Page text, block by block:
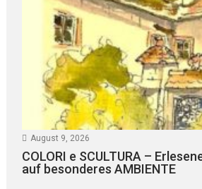
August 9, 2026
COLORI e SCULTURA –
auf besonderes AMBIENTE